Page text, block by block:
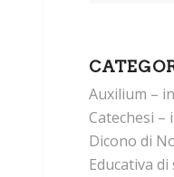
Auxilium –
Catechesi –
Dicono di
Educativa